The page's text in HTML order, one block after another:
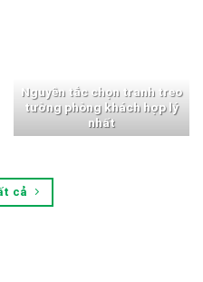
Nguyên tắc chọn tranh treo
tường phòng khách hợp lý
nhất
cả